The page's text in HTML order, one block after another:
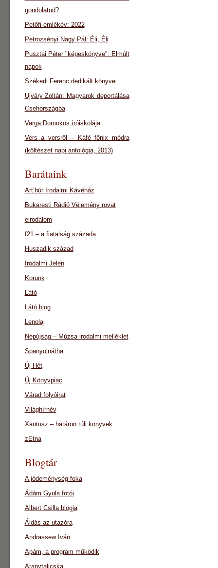
gondolatod?
Petőfi-emlékév: 2022
Petrozsényi Nagy Pál: Éli, Éli
Pusztai Péter "képeskönyve": Elmúlt
napok
Székedi Ferenc dedikált könyvei
Ujváry Zoltán: Magyarok deportálása
Csehországba
Varga Domokos íróiskolája
Vers a versről – Káfé főnix módra
(költészet napi antológia, 2013)
Barátaink
Art’húr Irodalmi Kávéház
Bukaresti Rádió Vélemény rovat
eirodalom
f21 – a fiatalság százada
Huszadik század
Irodalmi Jelen
Korunk
Látó
Látó blog
Lenolaj
Népújság – Múzsa irodalmi melléklet
Spanyolnátha
Új Hét
Új Könyvpiac
Várad folyóirat
Világhírnév
Xantusz – határon túli könyvek
zEtna
Blogtár
A jódeménység foka
Ádám Gyula fotói
Albert Csilla blogja
Áldás az utazóra
Andrassew Iván
Apám, a program működik
Aranytalicska